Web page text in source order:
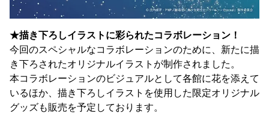
★描き下ろしイラストに彩られたコラボレーション！
今回のスペシャルなコラボレーションのために、新たに描
き下ろされたオリジナルイラストが制作されました。
本コラボレーションのビジュアルとして各館に花を添えて
いるほか、描き下ろしイラストを使用した限定オリジナル
グッズも販売を予定しております。